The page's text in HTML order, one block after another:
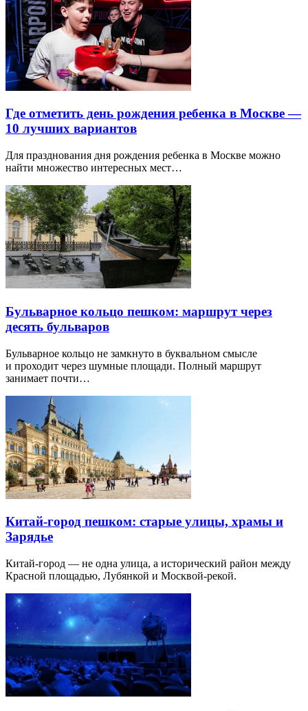
Где отметить день рождения ребенка в Москве —
10 лучших вариантов
Для празднования дня рождения ребенка в Москве можно
найти множество интересных мест…
Бульварное кольцо пешком: маршрут через
десять бульваров
Бульварное кольцо не замкнуто в буквальном смысле
и проходит через шумные площади. Полный маршрут
занимает почти…
Китай-город пешком: старые улицы, храмы и
Зарядье
Китай-город — не одна улица, а исторический район между
Красной площадью, Лубянкой и Москвой-рекой.